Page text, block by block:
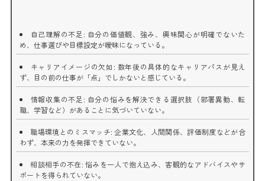
自己理解の不足: 自分の価値観、強み、興味関心が明確でないた
め、仕事選びや目標設定が曖昧になっている。
キャリアイメージの欠如: 数年後の具体的なキャリアパスが見え
ず、目の前の仕事が「点」でしかないと感じている。
情報収集の不足: 自分の悩みを解決できる選択肢（部署異動、転
職、学習など）があることに気づいていない。
職場環境とのミスマッチ: 企業文化、人間関係、評価制度などが合
わず、本来の力を発揮できていない。
相談相手の不在: 悩みを一人で抱え込み、客観的なアドバイスやサ
ポートを得られていない。